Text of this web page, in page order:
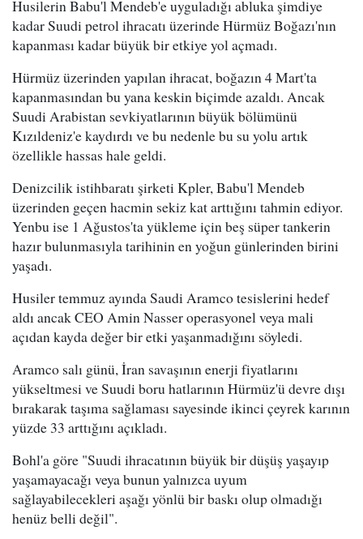
Husilerin Babu'l Mendeb'e uyguladığı abluka şimdiye
kadar Suudi petrol ihracatı üzerinde Hürmüz Boğazı'nın
kapanması kadar büyük bir etkiye yol açmadı.
Hürmüz üzerinden yapılan ihracat, boğazın 4 Mart'ta
kapanmasından bu yana keskin biçimde azaldı. Ancak
Suudi Arabistan sevkiyatlarının büyük bölümünü
Kızıldeniz'e kaydırdı ve bu nedenle bu su yolu artık
özellikle hassas hale geldi.
Denizcilik istihbaratı şirketi Kpler, Babu'l Mendeb
üzerinden geçen hacmin sekiz kat arttığını tahmin ediyor.
Yenbu ise 1 Ağustos'ta yükleme için beş süper tankerin
hazır bulunmasıyla tarihinin en yoğun günlerinden birini
yaşadı.
Husiler temmuz ayında Saudi Aramco tesislerini hedef
aldı ancak CEO Amin Nasser operasyonel veya mali
açıdan kayda değer bir etki yaşanmadığını söyledi.
Aramco salı günü, İran savaşının enerji fiyatlarını
yükseltmesi ve Suudi boru hatlarının Hürmüz'ü devre dışı
bırakarak taşıma sağlaması sayesinde ikinci çeyrek karının
yüzde 33 arttığını açıkladı.
Bohl'a göre "Suudi ihracatının büyük bir düşüş yaşayıp
yaşamayacağı veya bunun yalnızca uyum
sağlayabilecekleri aşağı yönlü bir baskı olup olmadığı
henüz belli değil".